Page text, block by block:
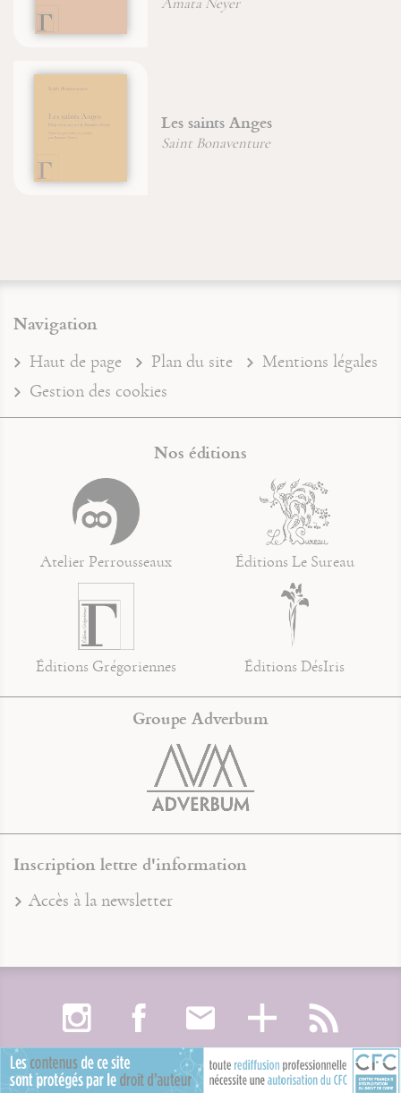
Les saints Anges
Saint Bonaventure
Navigation
Haut de page Plan du site
Mentions légales
Gestion des cookies
Nos éditions
Atelier Perrousseaux Éditions Le Sureau
Éditions Grégoriennes Éditions DésIris
Groupe Adverbum
Inscription lettre d'information
Accès à la newsletter